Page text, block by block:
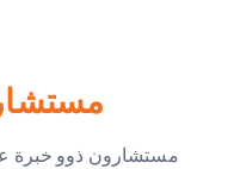
مستشارون ذوو خبرة